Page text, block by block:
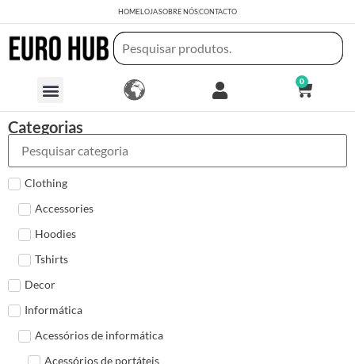
HOMELOJASOBRE NÓSCONTACTO
0
Categorias
Clothing
Accessories
Hoodies
Tshirts
Decor
Informática
Acessórios de informática
Acessórios de portáteis